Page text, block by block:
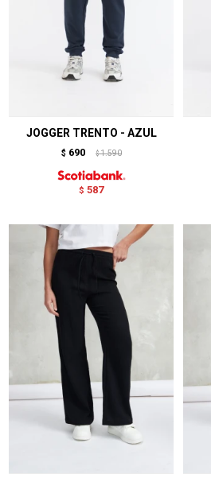
JOGGER TRENTO - AZUL
$ 690 $ 1.590
$ 587